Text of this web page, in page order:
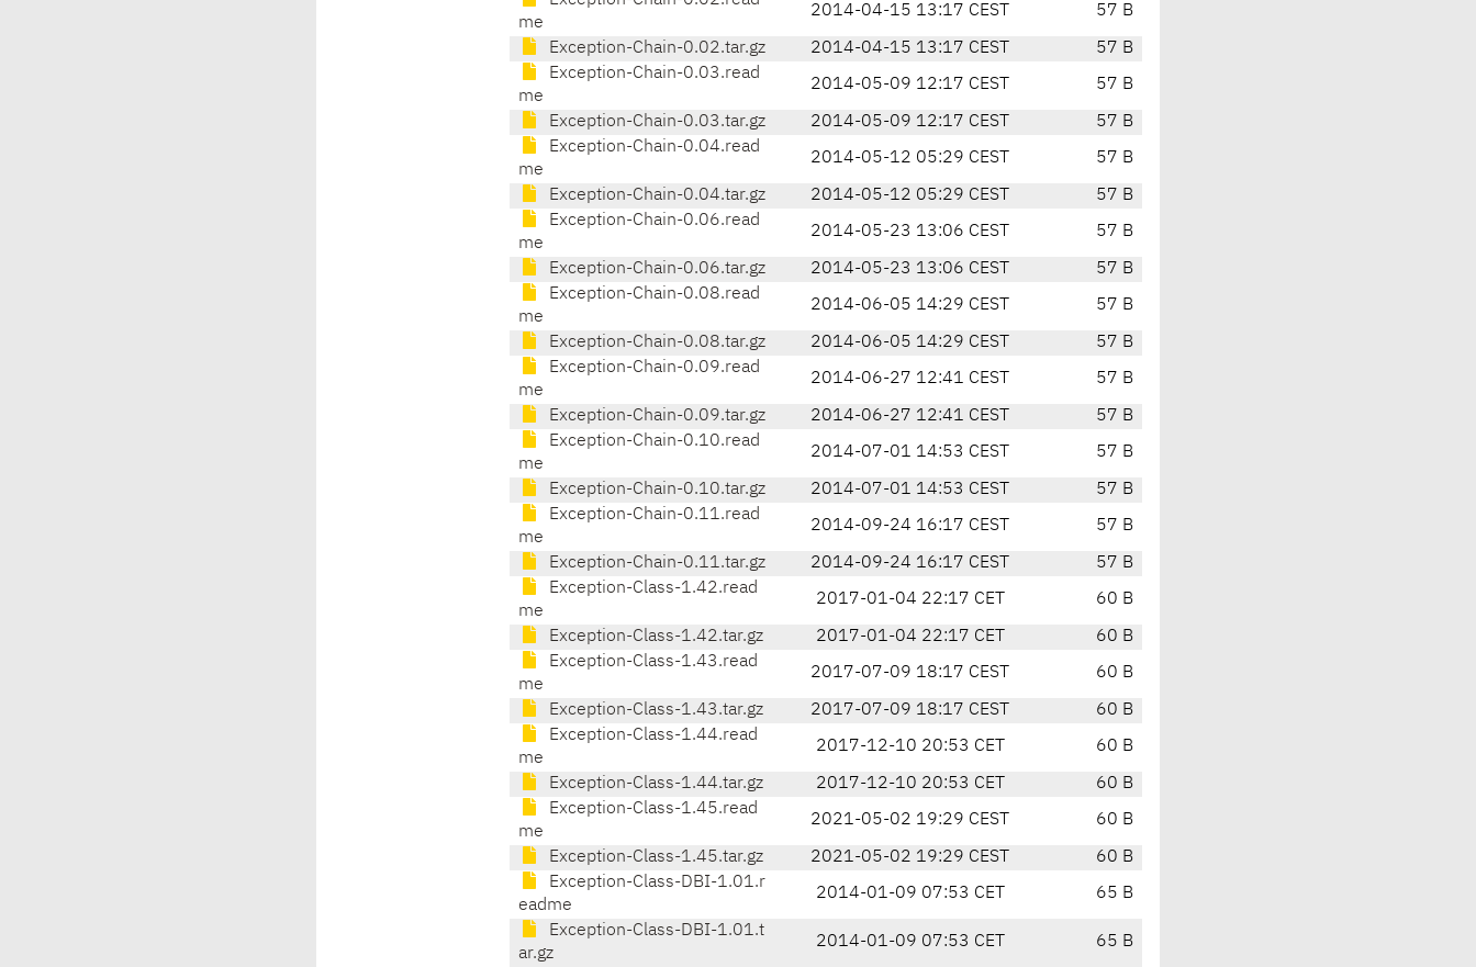
me
2014-04-15 13:17 CEST 57 B
Exception-Chain-0.02.tar.gz 2014-04-15 13:17 CEST
57 B
Exception-Chain-0.03.read
me
2014-05-09 12:17 CEST 57 B
Exception-Chain-0.03.tar.gz 2014-05-09 12:17 CEST
57 B
Exception-Chain-0.04.read
me
2014-05-12 05:29 CEST 57 B
Exception-Chain-0.04.tar.gz 2014-05-12 05:29 CEST
57 B
Exception-Chain-0.06.read
me
2014-05-23 13:06 CEST 57 B
Exception-Chain-0.06.tar.gz 2014-05-23 13:06 CEST
57 B
Exception-Chain-0.08.read
me
2014-06-05 14:29 CEST 57 B
Exception-Chain-0.08.tar.gz 2014-06-05 14:29 CEST
57 B
Exception-Chain-0.09.read
me
2014-06-27 12:41 CEST 57 B
Exception-Chain-0.09.tar.gz 2014-06-27 12:41 CEST
57 B
Exception-Chain-0.10.read
me
2014-07-01 14:53 CEST 57 B
Exception-Chain-0.10.tar.gz 2014-07-01 14:53 CEST
57 B
Exception-Chain-0.11.read
me
2014-09-24 16:17 CEST 57 B
Exception-Chain-0.11.tar.gz 2014-09-24 16:17 CEST
57 B
Exception-Class-1.42.read
me
2017-01-04 22:17 CET 60 B
Exception-Class-1.42.tar.gz 2017-01-04 22:17 CET
60 B
Exception-Class-1.43.read
me
2017-07-09 18:17 CEST 60 B
Exception-Class-1.43.tar.gz 2017-07-09 18:17 CEST
60 B
Exception-Class-1.44.read
me
2017-12-10 20:53 CET 60 B
Exception-Class-1.44.tar.gz 2017-12-10 20:53 CET
60 B
Exception-Class-1.45.read
me
2021-05-02 19:29 CEST 60 B
Exception-Class-1.45.tar.gz 2021-05-02 19:29 CEST
60 B
Exception-Class-DBI-1.01.r
eadme
2014-01-09 07:53 CET 65 B
Exception-Class-DBI-1.01.t
ar.gz
2014-01-09 07:53 CET 65 B